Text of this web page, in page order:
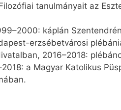
tanulmányait az
káplán
erzsébetvárosi
2016–2018:
a Magyar Katolikus